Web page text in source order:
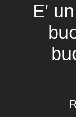
E'